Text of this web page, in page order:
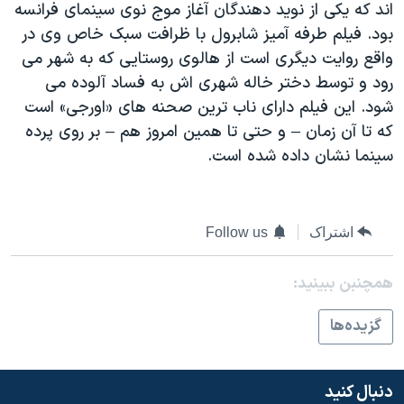
فرهنگ و زندگی
حقوق شهروندی
اقتصادی
علم و فناوری
اسرائیل در جنگ
مستندها
انتخابات ریاست جمهوری آمریکا ۲۰۲۴
حمله جمهوری اسلامی به اسرائیل
رمز مهسا
ورزش زنان در ایران
تریبونال مردمی آبان ۹۸
دادگاه حمید نوری
چهل سال گروگان‌گیری
قانون شفافیت دارائی کادر رهبری ایران
اعتراضات مردمی آبان ۹۸
دنبال کنید
زبانهای مختلف
اند که يکی از نويد دهندگان آغاز موج نوی سينمای فرانسه
بود. فيلم طرفه آميز شابرول با ظرافت سبک خاص وی در
واقع روايت ديگری است از هالوی روستايی که به شهر می
رود و توسط دختر خاله شهری اش به فساد آلوده می
شود. اين فيلم دارای ناب ترين صحنه های «اورجی» است
که تا آن زمان – و حتی تا همين امروز هم – بر روی پرده
سينما نشان داده شده است.
اشتراک Follow us
همچنبن ببینید:
گزيده‌ها
دنبال کنید